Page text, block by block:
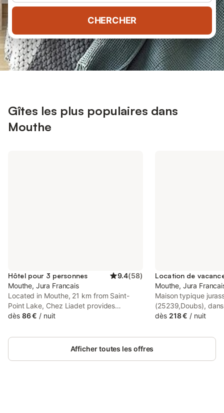
CHERCHER
Gîtes les plus populaires dans
Mouthe
Hôtel pour 3 personnes 9.4(58)
Mouthe, Jura Francais
Located in Mouthe, 21 km from Saint-
Point Lake, Chez Liadet provides
accommodation with a garden, free
terrace.
dès 86 € / nuit
Mouthe, Jura
Maison typique
(25239,Doubs),
en face du salon de
(rénovation
dès 218 € / nuit
Afficher toutes les offres